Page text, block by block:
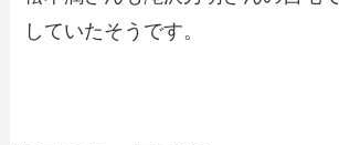
していたそうです。